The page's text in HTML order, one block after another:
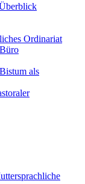
Ordinariat
als